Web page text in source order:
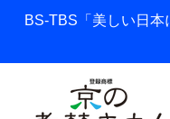
テ
BS-TBS「美しい日